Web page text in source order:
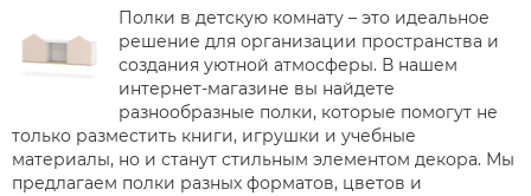
Полки в детскую комнату – это идеальное
решение для организации пространства и
создания уютной атмосферы. В нашем
интернет-магазине вы найдете
разнообразные полки, которые помогут не
только разместить книги, игрушки и учебные
материалы, но и станут стильным элементом декора. Мы
предлагаем полки разных форматов, цветов и